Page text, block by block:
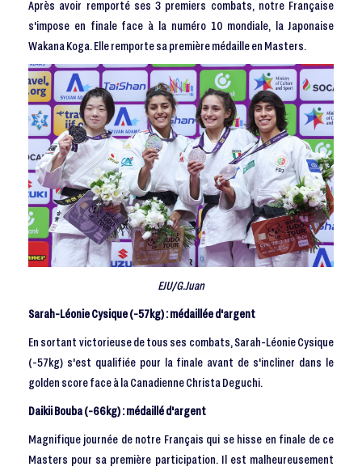
Après avoir remporté ses 3 premiers combats, notre Française
s'impose en finale face à la numéro 10 mondiale, la Japonaise
Wakana Koga. Elle remporte sa première médaille en Masters.
EJU/G.Juan
Sarah-Léonie Cysique (-57kg) : médaillée d'argent
En sortant victorieuse de tous ses combats, Sarah-Léonie Cysique
(-57kg) s'est qualifiée pour la finale avant de s'incliner dans le
golden score face à la Canadienne Christa Deguchi.
Daikii Bouba (-66kg) : médaillé d'argent
Magnifique journée de notre Français qui se hisse en finale de ce
Masters pour sa première participation. Il est malheureusement